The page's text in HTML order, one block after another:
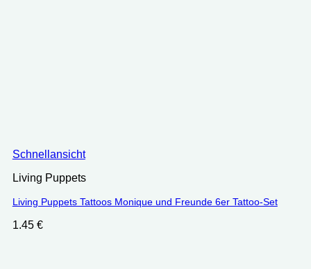
Schnellansicht
Living Puppets
Living Puppets Tattoos Monique und Freunde 6er Tattoo-Set
1.45 €